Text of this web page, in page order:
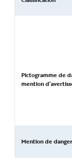
Pictogramme de
mention
Mention de danger